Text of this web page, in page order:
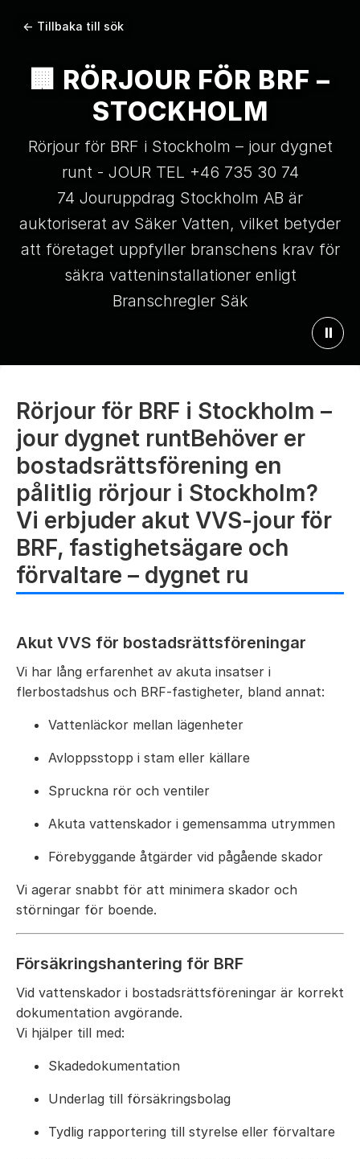
← Tillbaka till sök
🏢 RÖRJOUR FÖR BRF –
STOCKHOLM
Rörjour för BRF i Stockholm – jour dygnet
runt - JOUR TEL +46 735 30 74
74 Jouruppdrag Stockholm AB är
auktoriserat av Säker Vatten, vilket betyder
att företaget uppfyller branschens krav för
säkra vatteninstallationer enligt
Branschregler Säk
⏸
Rörjour för BRF i Stockholm –
jour dygnet runtBehöver er
bostadsrättsförening en
pålitlig rörjour i Stockholm?
Vi erbjuder akut VVS-jour för
BRF, fastighetsägare och
förvaltare – dygnet ru
Akut VVS för bostadsrättsföreningar
Vi har lång erfarenhet av akuta insatser i
flerbostadshus och BRF-fastigheter, bland annat:
Vattenläckor mellan lägenheter
Avloppsstopp i stam eller källare
Spruckna rör och ventiler
Akuta vattenskador i gemensamma utrymmen
Förebyggande åtgärder vid pågående skador
Vi agerar snabbt för att minimera skador och
störningar för boende.
Försäkringshantering för BRF
Vid vattenskador i bostadsrättsföreningar är korrekt
dokumentation avgörande.
Vi hjälper till med:
Skadedokumentation
Underlag till försäkringsbolag
Tydlig rapportering till styrelse eller förvaltare